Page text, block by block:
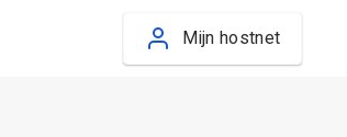
Mijn hostnet